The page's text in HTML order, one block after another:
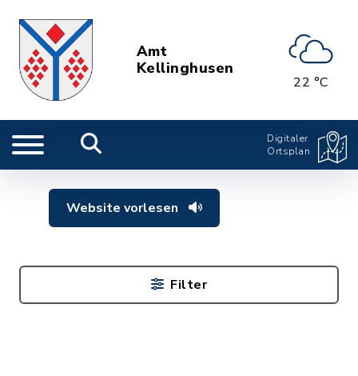
Amt
Kellinghusen
22 °C
Digitaler
Ortsplan
Website vorlesen
Filter